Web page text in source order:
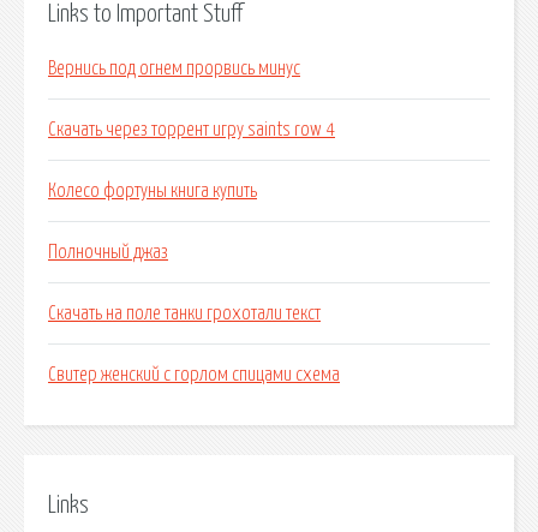
Links to Important Stuff
Вернись под огнем прорвись минус
Скачать через торрент игру saints row 4
Колесо фортуны книга купить
Полночный джаз
Скачать на поле танки грохотали текст
Свитер женский с горлом спицами схема
Links